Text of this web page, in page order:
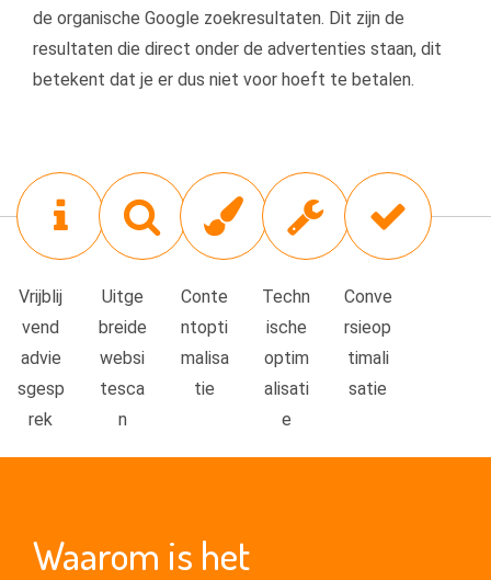
de organische Google zoekresultaten. Dit zijn de
resultaten die direct onder de advertenties staan, dit
betekent dat je er dus niet voor hoeft te betalen.
Vrijblij
vend
advie
sgesp
rek
Uitge
breide
websi
tesca
n
Conte
ntopti
malisa
tie
Techn
ische
optim
alisati
e
Conve
rsieop
timali
satie
Waarom is het